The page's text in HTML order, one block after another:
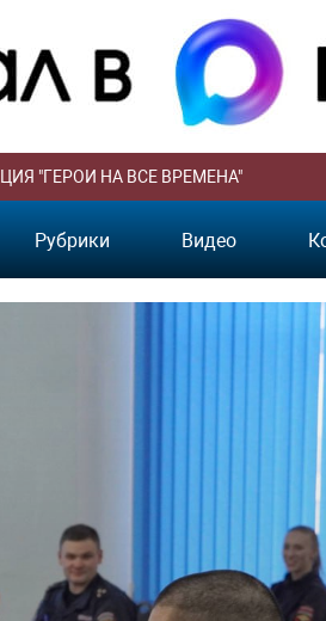
"ГЕРОИ НА ВСЕ ВРЕМЕНА"
Рубрики Видео